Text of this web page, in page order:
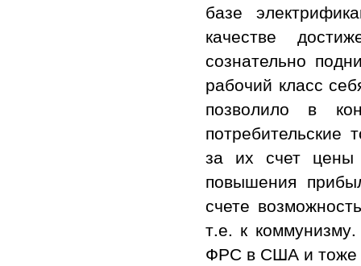
базе
качестве
сознательно
рабочий класс
позволило в
потребительские
за их счет
повышения
счете
т.е. к
ФРС в США и тоже